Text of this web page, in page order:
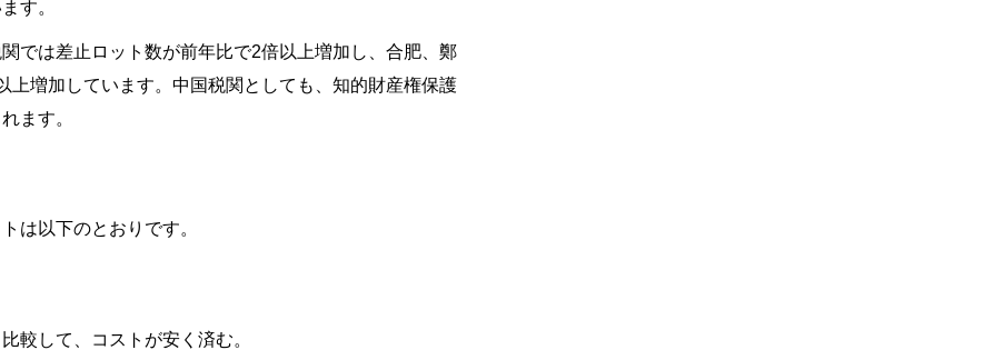
す。
では差止ロット数が前年比で2倍以上増加し、合肥、鄭
上増加しています。中国税関としても、知的財産権保護
ます。
は以下のとおりです。
較して、コストが安く済む。